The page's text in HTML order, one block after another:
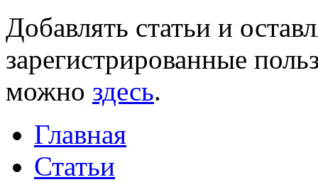
Добавлять статьи и
зарегистрированные
можно здесь.
Главная
Статьи